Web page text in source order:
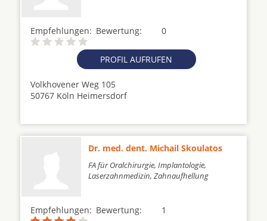
Empfehlungen: 0
Bewertung:
PROFIL AUFRUFEN
Volkhovener Weg 105
50767 Köln Heimersdorf
Dr. med. dent. Michail Skoulatos
FA für Oralchirurgie, Implantologie,
Laserzahnmedizin, Zahnaufhellung
Empfehlungen: 1
Bewertung: